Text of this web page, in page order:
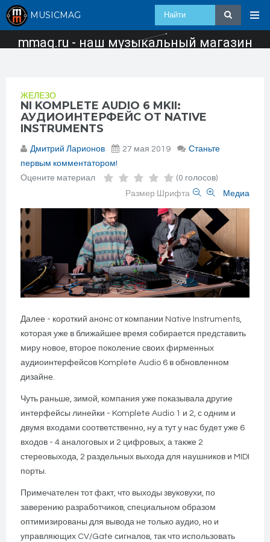
MUSICMAG
mmag.ru - наш музыкальный магазин
ЖЕЛЕЗО
NI KOMPLETE AUDIO 6 MKII:
АУДИОИНТЕРФЕЙС ОТ NATIVE
INSTRUMENTS
Дмитрий Ларионов 27 мая 2019
Станьте
первым комментатором!
Оцените материал
(0 голосов)
Размер Шрифта
Медиа
Далее - короткий анонс от компании Native Instruments,
которая уже в ближайшее время собирается представить
миру новое, второе поколение своих фирменных
аудиоинтерфейсов Komplete Audio 6 в обновленном
дизайне.
Чуть раньше, зимой, компания уже показывала другие
интерфейсы линейки - Komplete Audio 1 и 2, с одним и
двумя входами соответственно, ну а тут у нас будет уже 6
входов - 4 аналоговых и 2 цифровых, а также 2
стереовыхода, 2 раздельных выхода для наушников и MIDI
порты.
Примечателен тот факт, что выходы звуковухи, по
заверению разработчиков, специальном образом
оптимизированы для вывода не только аудио, но и
управляющих CV/Gate сигналов, так что использовать